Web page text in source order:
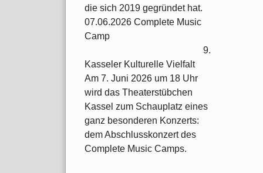
die sich 2019 gegründet hat.
07.06.2026 Complete Music
Camp
9.
Kasseler Kulturelle Vielfalt
Am 7. Juni 2026 um 18 Uhr
wird das Theaterstübchen
Kassel zum Schauplatz eines
ganz besonderen Konzerts:
dem Abschlusskonzert des
Complete Music Camps.